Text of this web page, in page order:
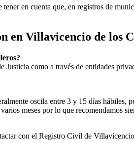
en cuenta que, en registros de
en Villavicencio de los
?
como a través de entidades
oscila entre 3 y 15 días hábiles,
meses por lo que recomendamos
con el Registro Civil de